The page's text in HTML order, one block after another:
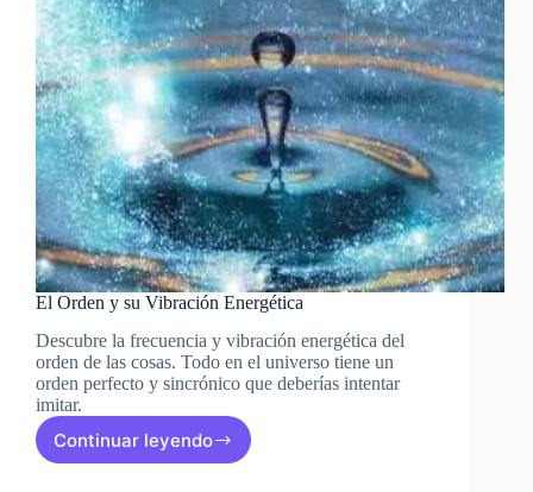
El Orden y su Vibración Energética
Descubre la frecuencia y vibración energética del
orden de las cosas. Todo en el universo tiene un
orden perfecto y sincrónico que deberías intentar
imitar.
Continuar leyendo
El